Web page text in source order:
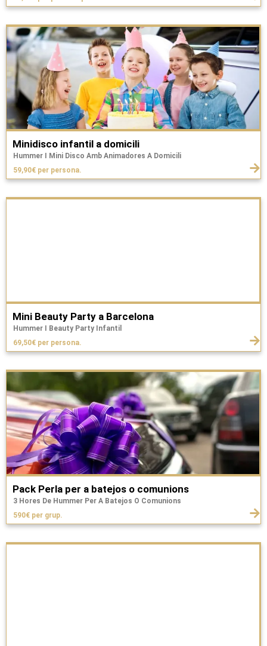
Minidisco infantil a domicili
Hummer I Mini Disco Amb Animadores A Domicili
59,90€ per persona.
Mini Beauty Party a Barcelona
Hummer I Beauty Party Infantil
69,50€ per persona.
Pack Perla per a batejos o comunions
3 Hores De Hummer Per A Batejos O Comunions
590€ per grup.